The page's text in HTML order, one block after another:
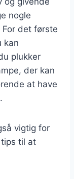
nogle
det første
kan
plukker
der kan
at have
vigtig for
til at